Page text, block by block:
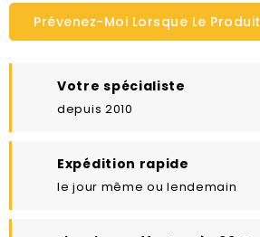
Prévenez-Moi Lorsque Le
Votre spécialiste
depuis 2010
Expédition rapide
le jour même ou lendemain